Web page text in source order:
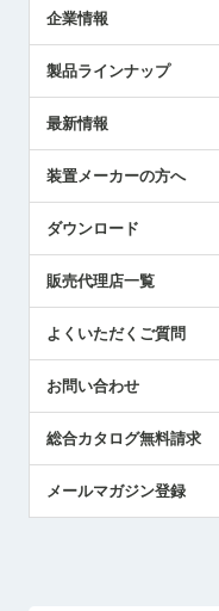
企業情報
ごあいさつ
受賞履歴
採用情報
国/地域/言語
製品ラインナップ
ツールセッタ製品
エアマイクロセンサ製品
最新情報
メトロールの技術
社員ブログ
中小企業のBCP地震対策
センサのテクニカルガイド
社長ブログ
装置メーカーの方へ
ダウンロード
販売代理店一覧
よくいただくご質問
お問い合わせ
総合カタログ無料請求
メールマガジン登録